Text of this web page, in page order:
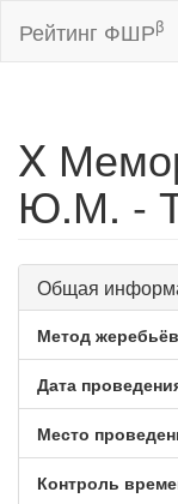
Рейтинг ФШРβ
X
Ю.М. -
Общая
Метод
Дата
Место
Контроль